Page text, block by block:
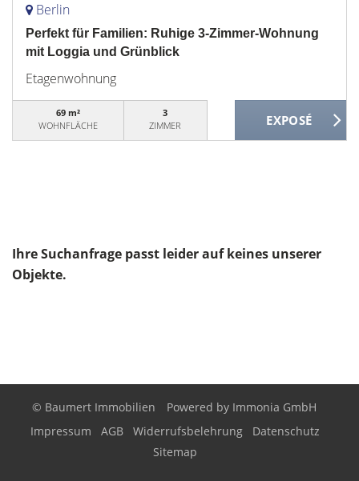
Berlin
Perfekt für Familien: Ruhige 3-Zimmer-Wohnung
mit Loggia und Grünblick
Etagenwohnung
69 m²
WOHNFLÄCHE
3
ZIMMER
Ihre Suchanfrage passt leider auf keines unserer
Objekte.
© Baumert Immobilien Powered by Immonia GmbH
Impressum
AGB Widerrufsbelehrung
Datenschutz
Sitemap